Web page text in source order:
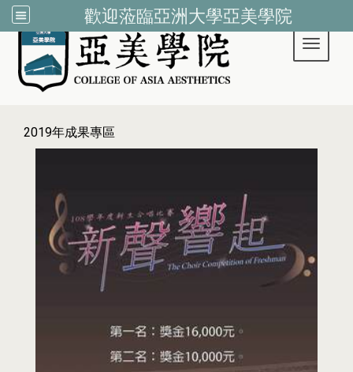
歡迎蒞臨亞洲大學亞美學院
Toggle
2019年成果專區